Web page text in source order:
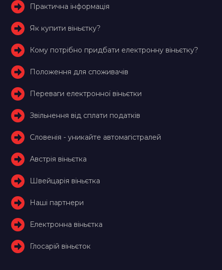
Практична інформація
Як купити віньєтку?
Кому потрібно придбати електронну віньєтку?
Положення для споживачів
Переваги електронної віньєтки
Звільнення від сплати податків
Словенія - уникайте автомагістралей
Австрія віньєтка
Швейцарія віньєтка
Наші партнери
Електронна віньєтка
Глосарій віньєток